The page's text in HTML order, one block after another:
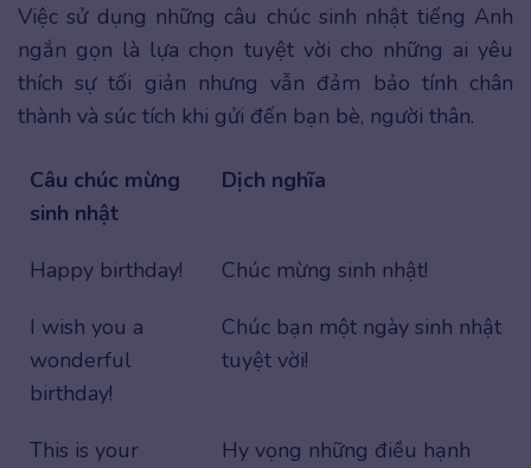
Việc sử dụng những câu chúc sinh nhật tiếng Anh
ngắn gọn là lựa chọn tuyệt vời cho những ai yêu
thích sự tối giản nhưng vẫn đảm bảo tính chân
thành và súc tích khi gửi đến bạn bè, người thân.
Câu chúc mừng
sinh nhật
Dịch nghĩa
Happy birthday!
Chúc mừng sinh nhật!
I wish you a
wonderful
birthday!
Chúc bạn một ngày sinh nhật
tuyệt vời!
This is your
Hy vọng những điều hạnh